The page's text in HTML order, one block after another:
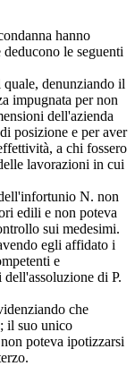
hanno
le seguenti
denunziando il
impugnata per non
dell'azienda
posizione e per aver
a chi fossero
lavorazioni in cui
N. non
edili e non poteva
sui medesimi.
egli affidato i
e
di P.
che
il suo unico
poteva ipotizzarsi